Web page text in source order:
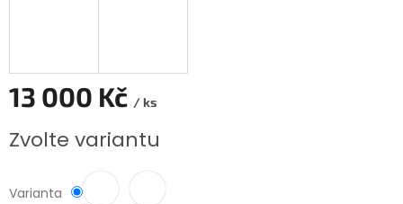
13 000 Kč / ks
cena:
Zvolte variantu
Varianta